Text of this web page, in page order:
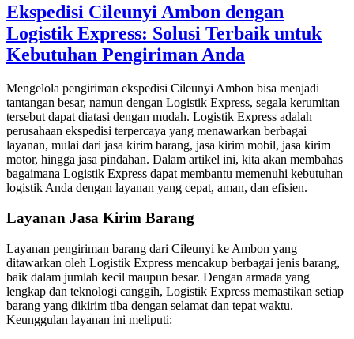
Ekspedisi Cileunyi Ambon dengan
Logistik Express: Solusi Terbaik untuk
Kebutuhan Pengiriman Anda
Mengelola pengiriman ekspedisi Cileunyi Ambon bisa menjadi
tantangan besar, namun dengan Logistik Express, segala kerumitan
tersebut dapat diatasi dengan mudah. Logistik Express adalah
perusahaan ekspedisi terpercaya yang menawarkan berbagai
layanan, mulai dari jasa kirim barang, jasa kirim mobil, jasa kirim
motor, hingga jasa pindahan. Dalam artikel ini, kita akan membahas
bagaimana Logistik Express dapat membantu memenuhi kebutuhan
logistik Anda dengan layanan yang cepat, aman, dan efisien.
Layanan Jasa Kirim Barang
Layanan pengiriman barang dari Cileunyi ke Ambon yang
ditawarkan oleh Logistik Express mencakup berbagai jenis barang,
baik dalam jumlah kecil maupun besar. Dengan armada yang
lengkap dan teknologi canggih, Logistik Express memastikan setiap
barang yang dikirim tiba dengan selamat dan tepat waktu.
Keunggulan layanan ini meliputi: